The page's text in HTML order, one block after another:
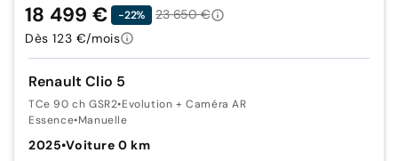
Renault Clio 5
TCe 90 ch GSR2•Evolution + Caméra AR
Essence•Manuelle
2025•Voiture 0 km
18 499 € -22%
23 650 €
Dès 123 €/mois